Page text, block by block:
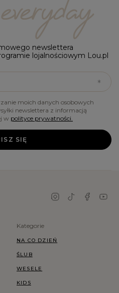
newslettera
lojalnościowym Lou.pl
moich danych osobowych
newslettera z informacją
w polityce prywatności.
SIĘ
Kategorie
NA CO DZIEŃ
ŚLUB
WESELE
KIDS